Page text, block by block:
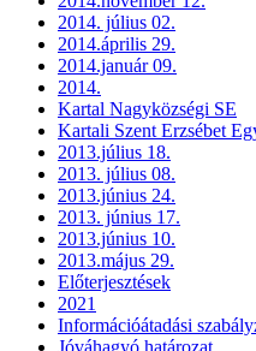
2014. július 02.
2014.április 29.
2014.január 09.
2014.
Kartal Nagyközségi SE
Kartali Szent Erzsébet
2013.július 18.
2013. július 08.
2013.június 24.
2013. június 17.
2013.június 10.
2013.május 29.
Előterjesztések
2021
Információátadási
Jóváhagyó határozat